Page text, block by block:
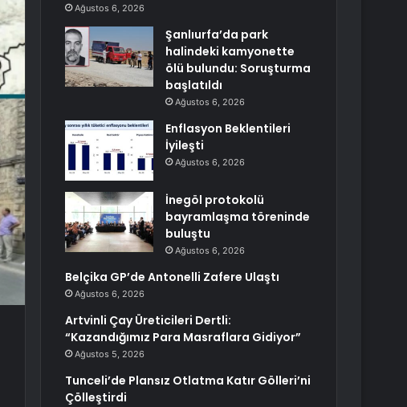
Ağustos 6, 2026
Şanlıurfa’da park
halindeki kamyonette
ölü bulundu: Soruşturma
başlatıldı
Ağustos 6, 2026
Enflasyon Beklentileri
İyileşti
Ağustos 6, 2026
İnegöl protokolü
bayramlaşma töreninde
buluştu
Ağustos 6, 2026
Belçika GP’de Antonelli Zafere Ulaştı
Ağustos 6, 2026
Artvinli Çay Üreticileri Dertli:
“Kazandığımız Para Masraflara Gidiyor”
Ağustos 5, 2026
Tunceli’de Plansız Otlatma Katır Gölleri’ni
Çölleştirdi